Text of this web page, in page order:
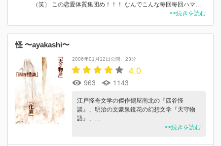
（笑） この恋愛体質集団め！！！ なんでこんな毎回毎回ハマ…
>>続きを読む
怪 〜ayakashi〜
2006年01月12日公開 23分
4.0
963 1143
江戸怪奇文学の傑作鶴屋南北の『四谷怪
談』、明治の文豪泉鏡花の幻想文学『天守物
語』、…
>>続きを読む